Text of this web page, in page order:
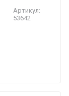
Артикул:
53642